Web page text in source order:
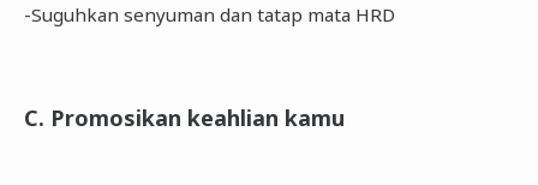
-Suguhkan senyuman dan tatap mata HRD
C. Promosikan keahlian kamu